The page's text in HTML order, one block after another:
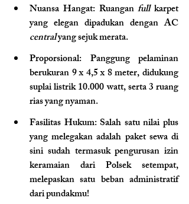
Nuansa Hangat: Ruangan full karpet
central yang sejuk merata.
Proporsional: Panggung pelaminan
berukuran 9 x 4,5 x 8 meter, didukung
suplai listrik 10.000 watt, serta 3 ruang
rias yang nyaman.
Fasilitas Hukum: Salah satu nilai plus
yang melegakan adalah paket sewa di
sini sudah termasuk pengurusan izin
keramaian dari Polsek setempat,
melepaskan satu beban administratif
dari pundakmu!